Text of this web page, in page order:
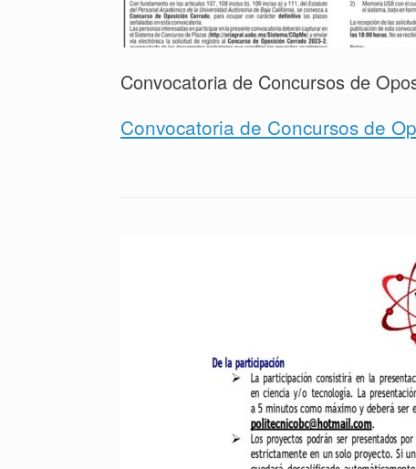
Convocatoria de Concursos de
Convocatoria de Concursos de